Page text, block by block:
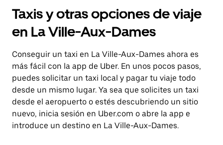
Taxis y otras opciones de viaje
en La Ville-Aux-Dames
Conseguir un taxi en La Ville-Aux-Dames ahora es
más fácil con la app de Uber. En unos pocos pasos,
puedes solicitar un taxi local y pagar tu viaje todo
desde un mismo lugar. Ya sea que solicites un taxi
desde el aeropuerto o estés descubriendo un sitio
nuevo, inicia sesión en Uber.com o abre la app e
introduce un destino en La Ville-Aux-Dames.